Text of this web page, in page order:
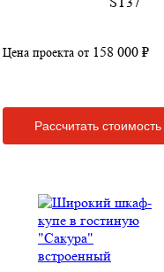
Цена проекта от 158 000 ₽
Рассчитать стоимость